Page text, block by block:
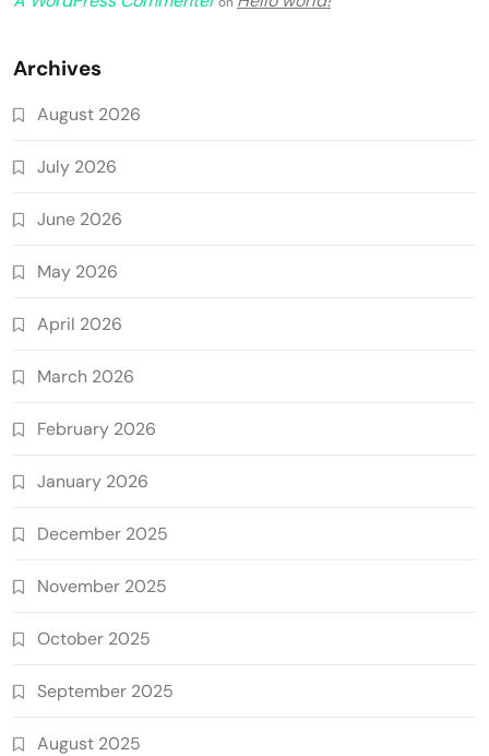
Archives
August 2026
July 2026
June 2026
May 2026
April 2026
March 2026
February 2026
January 2026
December 2025
November 2025
October 2025
September 2025
August 2025